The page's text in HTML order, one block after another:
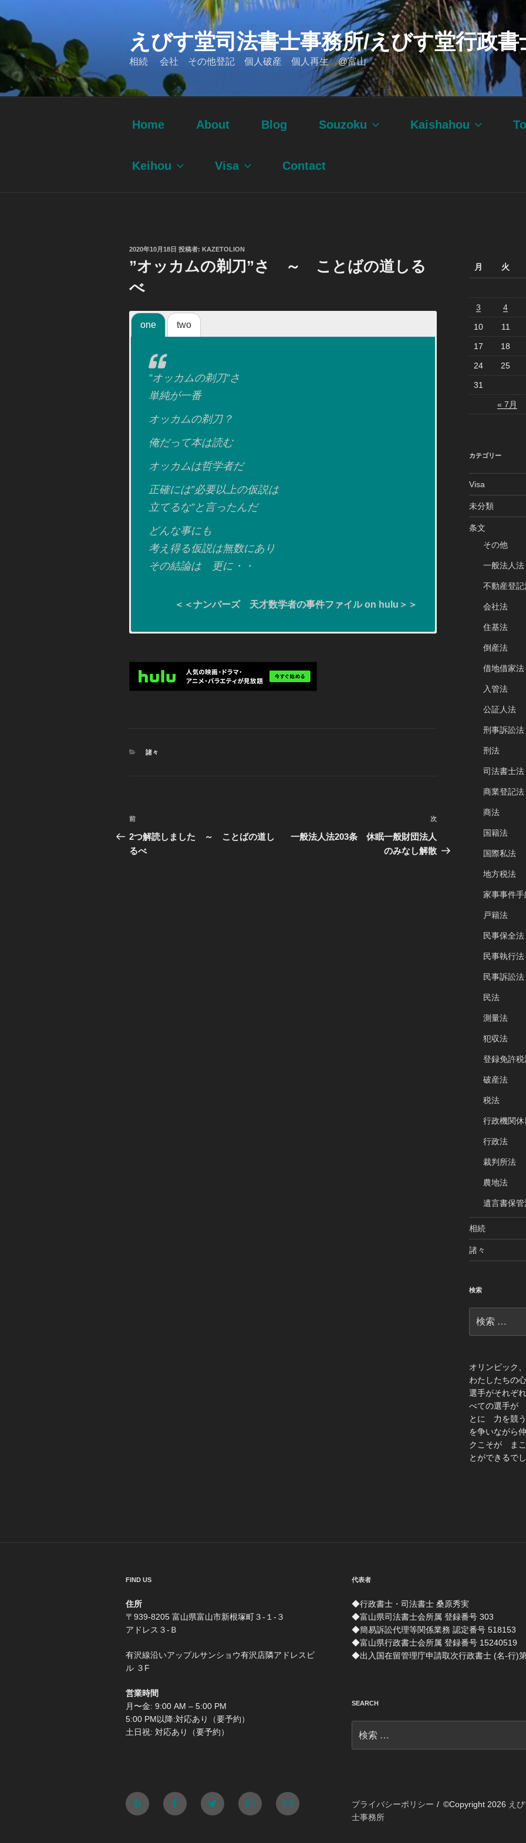
ン
ン
へ
ス
えびす堂司法書士事務所/えびす堂行政書
相続 会社 その他登記 個人破産 個人再生 @富山
Home About Blog Souzoku Kaishahou
Keihou Visa Contact
投
日:
2020年10月18日 投稿者: KAZETOLION
”オッカムの剃刀”さ ～ ことばの道しる
べ
one two
”オッカムの剃刀”さ
単純が一番
オッカムの剃刀？
俺だって本は読む
オッカムは哲学者だ
正確には”必要以上の仮説は
立てるな”と言ったんだ
どんな事にも
考え得る仮説は無数にあり
その結論は 更に・・
＜＜ナンバーズ 天才数学者の事件ファイル on hulu＞＞
It’s Occam’s Razor, you know?
I mean, the simplest answer
DON:
Occam was a philosopher,
he wasn’t a mathematician.
カ
諸々
投
稿
ナ
過
去
の
前
2つ解読しました ～ ことばの道し
るべ
投
次
一般法人法203条 休眠一般財団法人
のみなし解散
月 火
« 7月
3 4
10 11
17 18
24 25
31
カテゴリー
Visa
未分類
条文
その他
一般法人法
不動産登記
会社法
住基法
倒産法
借地借家法
入管法
公証人法
刑事訴訟法
刑法
司法書士法
商業登記法
商法
国籍法
国際私法
地方税法
家事事件手
戸籍法
民事保全法
民事執行法
民事訴訟法
民法
測量法
犯収法
登録免許税
破産法
税法
行政機関休
行政法
裁判所法
農地法
遺言書保管
相続
諸々
検索
索:
オリンピック
わたしたちの
選手がそれぞ
べての選手が
とに 力を競う
を争いながら
クこそが まこ
とができるで
FIND US
住所
〒939-8205 富山県富山市新根塚町３-１-３
アドレス３-Ｂ
有沢線沿いアップルサンショウ有沢店隣アドレスビ
ル ３F
営業時間
月〜金: 9:00 AM – 5:00 PM
5:00 PM以降:対応あり（要予約）
土日祝: 対応あり（要予約）
代表者
◆行政書士・司法書士 桑原秀実
◆富山県司法書士会所属 登録番号 303
◆簡易訴訟代理等関係業務 認定番号 518153
◆富山県行政書士会所属 登録番号 15240519
◆出入国在留管理庁申請取次行政書士 (名-行)
SEARCH
索:
Yelp FacebookTwitter Instagram
メ
プライバシーポリシー ©Copyright 2026 え
士事務所